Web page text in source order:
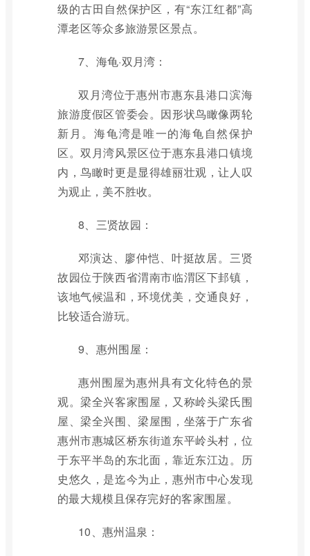
级的古田自然保护区，有“东江红都”高
潭老区等众多旅游景区景点。
7、海龟·双月湾：
双月湾位于惠州市惠东县港口滨海
旅游度假区管委会。因形状鸟瞰像两轮
新月。海龟湾是唯一的海龟自然保护
区。双月湾风景区位于惠东县港口镇境
内，鸟瞰时更是显得雄丽壮观，让人叹
为观止，美不胜收。
8、三贤故园：
邓演达、廖仲恺、叶挺故居。三贤
故园位于陕西省渭南市临渭区下邽镇，
该地气候温和，环境优美，交通良好，
比较适合游玩。
9、惠州围屋：
惠州围屋为惠州具有文化特色的景
观。梁全兴客家围屋，又称岭头梁氏围
屋、梁全兴围、梁屋围，坐落于广东省
惠州市惠城区桥东街道东平岭头村，位
于东平半岛的东北面，靠近东江边。历
史悠久，是迄今为止，惠州市中心发现
的最大规模且保存完好的客家围屋。
10、惠州温泉：